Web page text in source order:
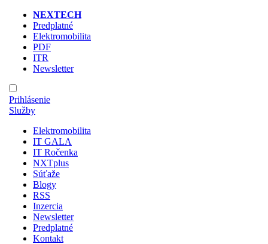
NEXTECH
Predplatné
Elektromobilita
PDF
ITR
Newsletter
Prihlásenie
Služby
Elektromobilita
IT GALA
IT Ročenka
NXTplus
Súťaže
Blogy
RSS
Inzercia
Newsletter
Predplatné
Kontakt